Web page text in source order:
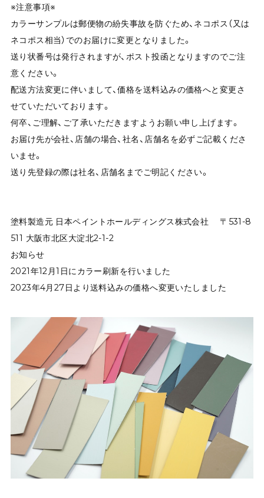
※注意事項※
カラーサンプルは郵便物の紛失事故を防ぐため、ネコポス（又は
ネコポス相当）でのお届けに変更となりました。
送り状番号は発行されますが、ポスト投函となりますのでご注
意ください。
配送方法変更に伴いまして、価格を送料込みの価格へと変更さ
せていただいております。
何卒、ご理解、ご了承いただきますようお願い申し上げます。
お届け先が会社、店舗の場合、社名、店舗名を必ずご記載くださ
いませ。
送り先登録の際は社名、店舗名までご明記ください。
塗料製造元 日本ペイントホールディングス株式会社 〒531-8
511 大阪市北区大淀北2-1-2
お知らせ
2021年12月1日にカラー刷新を行いました
2023年4月27日より送料込みの価格へ変更いたしました